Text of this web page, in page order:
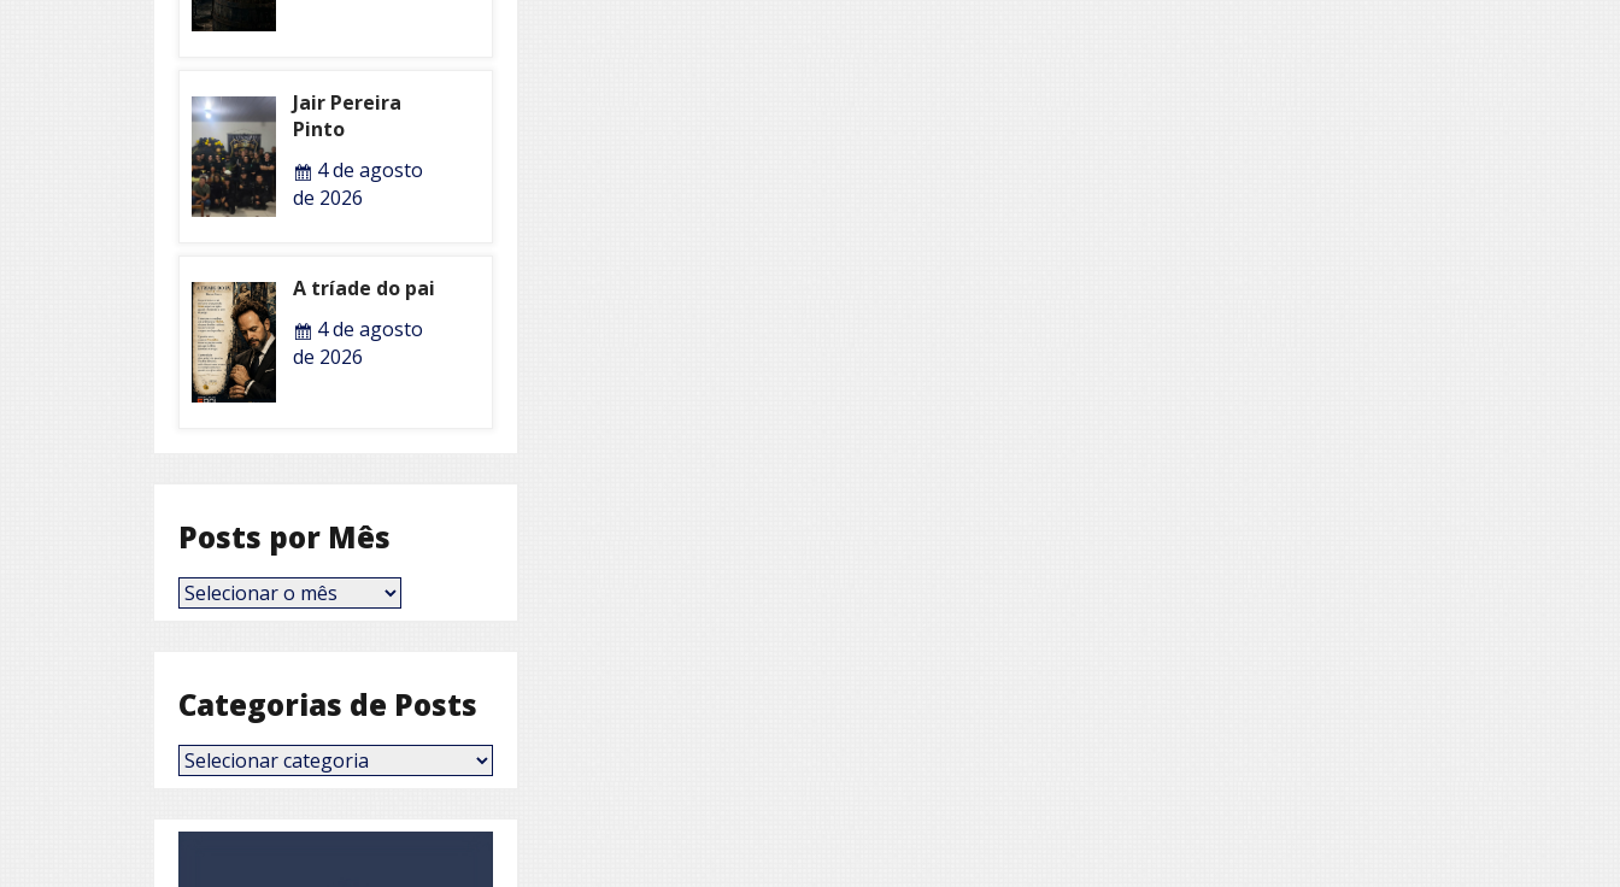
Jair Pereira
Pinto
4 de agosto
de 2026
A tríade do pai
4 de agosto
de 2026
Posts por Mês
Posts
por
Categorias de Posts
Categorias
de